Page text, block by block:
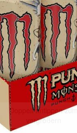
Doppelt antippen zum
vergrößern